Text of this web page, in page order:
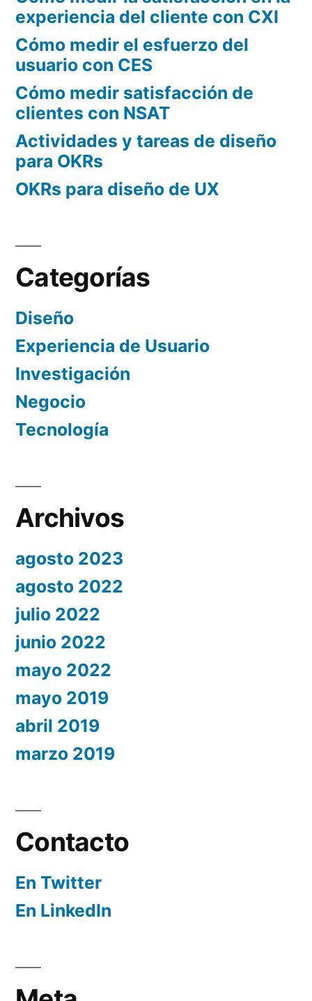
experiencia del cliente con CXI
Cómo medir el esfuerzo del
usuario con CES
Cómo medir satisfacción de
clientes con NSAT
Actividades y tareas de diseño
para OKRs
OKRs para diseño de UX
Categorías
Diseño
Experiencia de Usuario
Investigación
Negocio
Tecnología
Archivos
agosto 2023
agosto 2022
julio 2022
junio 2022
mayo 2022
mayo 2019
abril 2019
marzo 2019
Contacto
En Twitter
En LinkedIn